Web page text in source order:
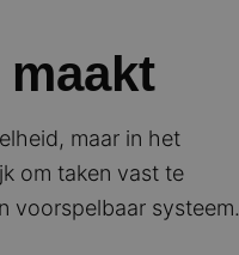
maar in het
om taken vast te
voorspelbaar systeem.